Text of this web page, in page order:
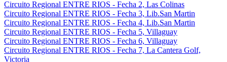
Circuito Regional ENTRE RIOS - Fecha 2, Las Colinas
Circuito Regional ENTRE RIOS - Fecha 3, Lib.San Martin
Circuito Regional ENTRE RIOS - Fecha 4, Lib.San Martin
Circuito Regional ENTRE RIOS - Fecha 5, Villaguay
Circuito Regional ENTRE RIOS - Fecha 6, Villaguay
Circuito Regional ENTRE RIOS - Fecha 7, La Cantera Golf,
Victoria